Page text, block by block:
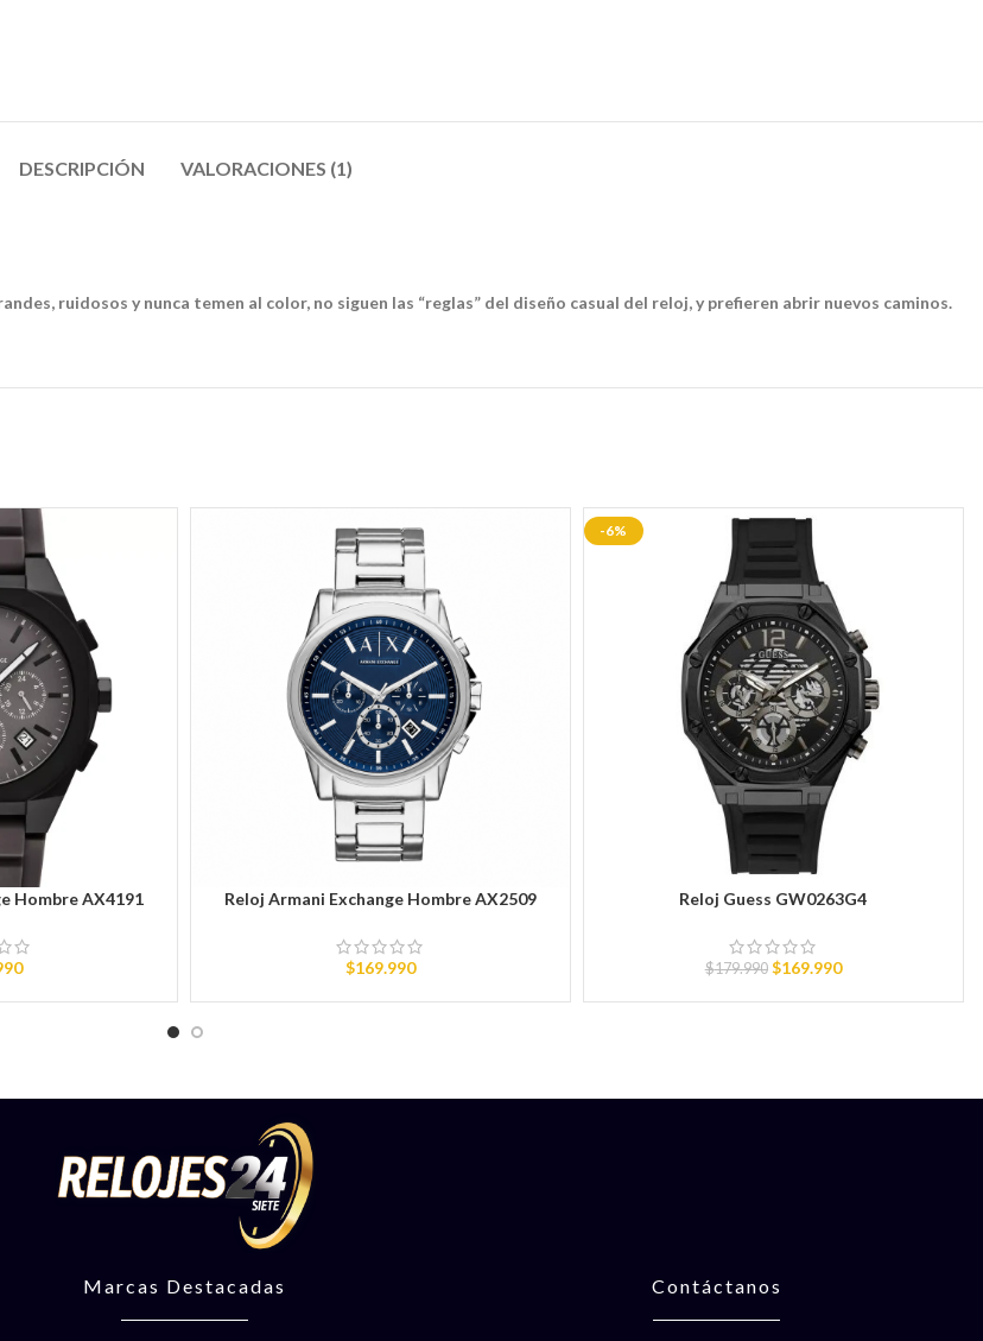
DESCRIPCIÓN VALORACIONES (1)
ruidosos y nunca temen al color, no siguen las “reglas” del diseño casual del reloj, y prefieren abrir nuevos caminos.
Hombre AX4191 AÑADIR AL CARRITO
Reloj Armani Exchange Hombre AX2509
$169.990
-6%
AÑADIR AL CARRITOReloj Guess GW0263G4
$179.990 $169.990
Marcas Destacadas Contáctanos